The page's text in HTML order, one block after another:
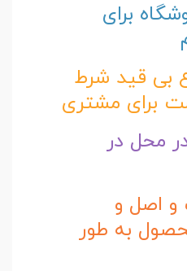
برای
بی قید شرط
برای مشتری
محل در
اصل و
به طور